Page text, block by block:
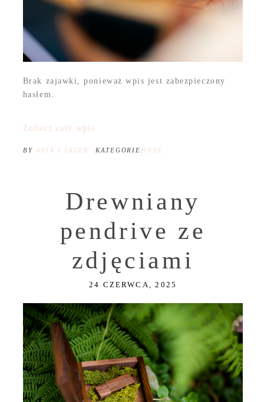
Brak zajawki, ponieważ wpis jest zabezpieczony
hasłem.
Zobacz cały wpis
BY ANIA I JACEK KATEGORIE: INNE
Drewniany
pendrive ze
zdjęciami
24 CZERWCA, 2025